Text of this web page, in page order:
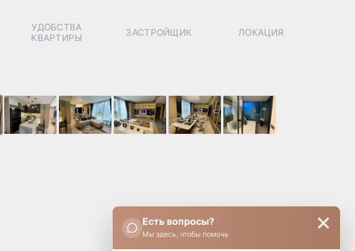
УДОБСТВА
КВАРТИРЫ
ЗАСТРОЙЩИК ЛОКАЦИЯ
Есть вопросы?
Мы здесь, чтобы помочь